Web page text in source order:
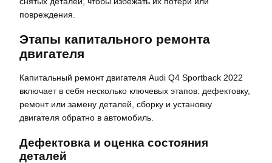
повреждения.
Этапы капитального ремонта
двигателя
Капитальный ремонт двигателя Audi Q4 Sportback 2022
включает в себя несколько ключевых этапов: дефектовку,
ремонт или замену деталей, сборку и установку
двигателя обратно в автомобиль.
Дефектовка и оценка состояния
деталей